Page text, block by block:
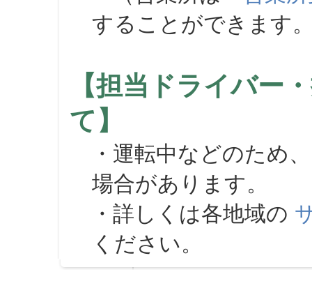
することができます
【担当ドライバー
て】
・運転中などのため
場合があります。
・詳しくは各地域の
ください。